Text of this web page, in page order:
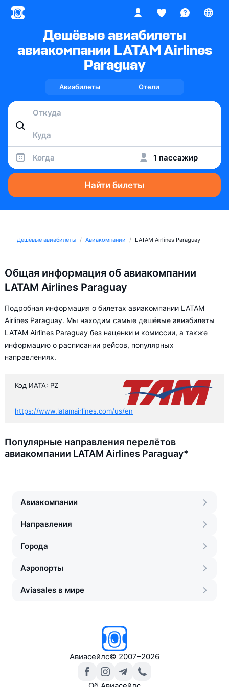
Дешёвые авиабилеты
авиакомпании LATAM Airlines
Paraguay
Авиабилеты Отели
Когда 1 пассажир
Найти билеты
Дешёвые авиабилеты Авиакомпании LATAM Airlines Paraguay
Общая информация об авиакомпании
LATAM Airlines Paraguay
Подробная информация о билетах авиакомпании LATAM
Airlines Paraguay. Мы находим самые дешёвые авиабилеты
LATAM Airlines Paraguay без наценки и комиссии, а также
информацию о расписании рейсов, популярных
направлениях.
Код ИАТА: PZ
https://www.latamairlines.com/us/en
Популярные направления перелётов
авиакомпании LATAM Airlines Paraguay*
Авиакомпании
Направления
Города
Аэропорты
Aviasales в мире
Авиасейлс© 2007–2026